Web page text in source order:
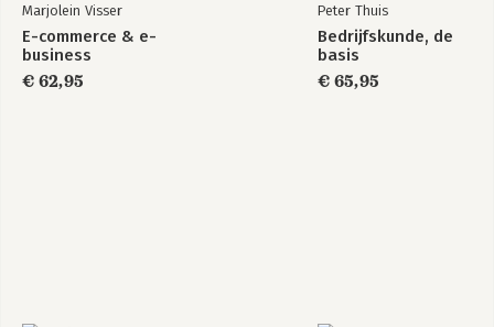
Marjolein Visser
E-commerce & e-
business
€ 62,95
Peter Thuis
Bedrijfskunde, de
basis
€ 65,95